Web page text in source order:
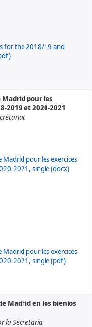
Madrid pour les
2019 et 2020-2021
Madrid en los bienios
la Secretaría